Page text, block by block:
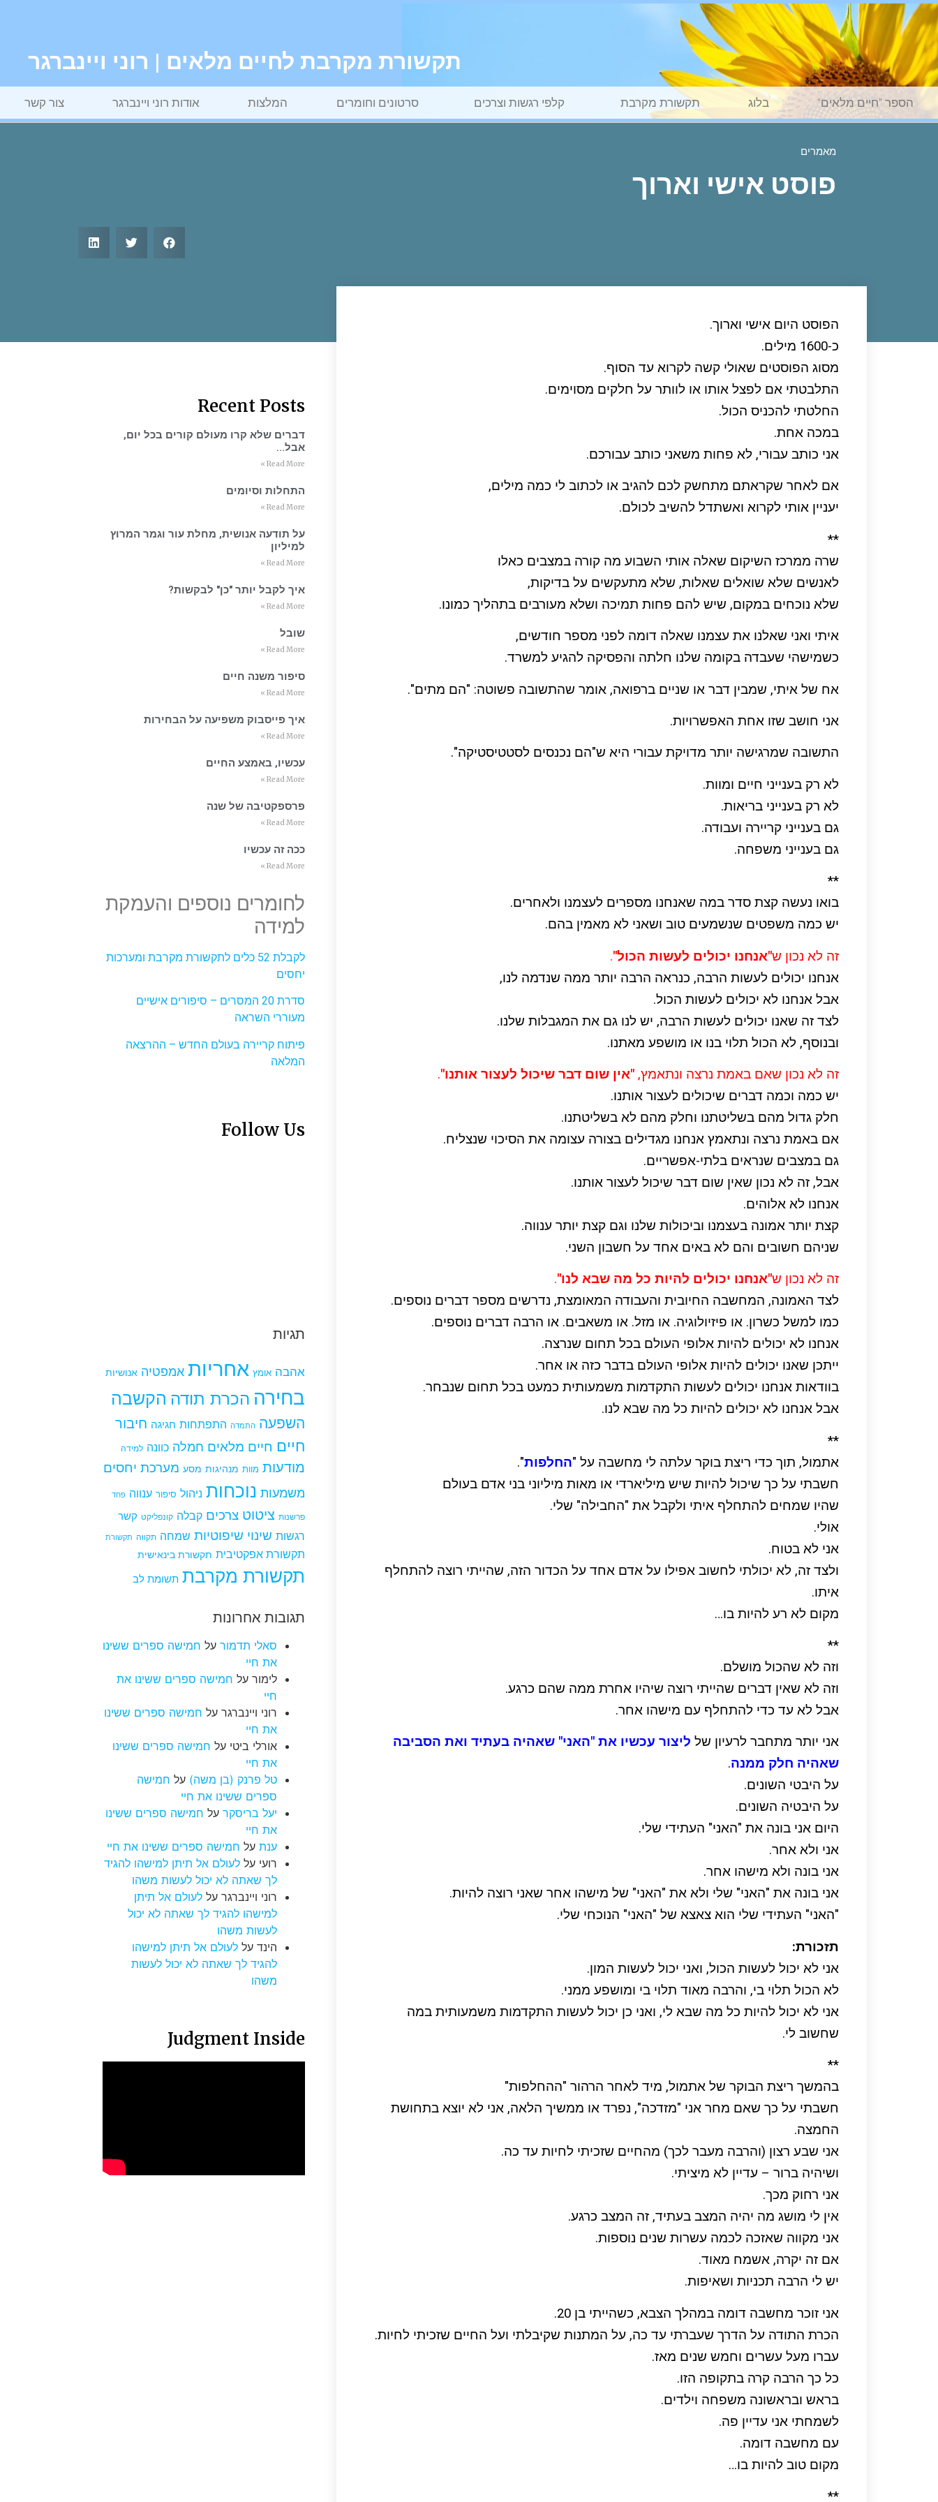
תקשורת מקרבת לחיים מלאים | רוני ויינברגר
הספר "חיים מלאים" בלוג תקשורת מקרבת קלפי רגשות וצרכים סרטונים וחומרים המלצות אודות רוני ויינברגר צור קשר
מאמרים
פוסט אישי וארוך
הפוסט היום אישי וארוך.
כ-1600 מילים.
מסוג הפוסטים שאולי קשה לקרוא עד הסוף.
התלבטתי אם לפצל אותו או לוותר על חלקים מסוימים.
החלטתי להכניס הכול.
במכה אחת.
אני כותב עבורי, לא פחות משאני כותב עבורכם.
אם לאחר שקראתם מתחשק לכם להגיב או לכתוב לי כמה מילים,
יעניין אותי לקרוא ואשתדל להשיב לכולם.
**
שרה ממרכז השיקום שאלה אותי השבוע מה קורה במצבים כאלו
לאנשים שלא שואלים שאלות, שלא מתעקשים על בדיקות,
שלא נוכחים במקום, שיש להם פחות תמיכה ושלא מעורבים בתהליך כמונו.
איתי ואני שאלנו את עצמנו שאלה דומה לפני מספר חודשים,
כשמישהי שעבדה בקומה שלנו חלתה והפסיקה להגיע למשרד.
אח של איתי, שמבין דבר או שניים ברפואה, אומר שהתשובה פשוטה: "הם מתים".
אני חושב שזו אחת האפשרויות.
התשובה שמרגישה יותר מדויקת עבורי היא ש"הם נכנסים לסטטיסטיקה".
לא רק בענייני חיים ומוות.
לא רק בענייני בריאות.
גם בענייני קריירה ועבודה.
גם בענייני משפחה.
**
בואו נעשה קצת סדר במה שאנחנו מספרים לעצמנו ולאחרים.
יש כמה משפטים שנשמעים טוב ושאני לא מאמין בהם.
זה לא נכון ש"אנחנו יכולים לעשות הכול".
אנחנו יכולים לעשות הרבה, כנראה הרבה יותר ממה שנדמה לנו,
אבל אנחנו לא יכולים לעשות הכול.
לצד זה שאנו יכולים לעשות הרבה, יש לנו גם את המגבלות שלנו.
ובנוסף, לא הכול תלוי בנו או מושפע מאתנו.
זה לא נכון שאם באמת נרצה ונתאמץ, "אין שום דבר שיכול לעצור אותנו".
יש כמה וכמה דברים שיכולים לעצור אותנו.
חלק גדול מהם בשליטתנו וחלק מהם לא בשליטתנו.
אם באמת נרצה ונתאמץ אנחנו מגדילים בצורה עצומה את הסיכוי שנצליח.
גם במצבים שנראים בלתי-אפשריים.
אבל, זה לא נכון שאין שום דבר שיכול לעצור אותנו.
אנחנו לא אלוהים.
קצת יותר אמונה בעצמנו וביכולות שלנו וגם קצת יותר ענווה.
שניהם חשובים והם לא באים אחד על חשבון השני.
זה לא נכון ש"אנחנו יכולים להיות כל מה שבא לנו".
לצד האמונה, המחשבה החיובית והעבודה המאומצת, נדרשים מספר דברים נוספים.
כמו למשל כשרון. או פיזיולוגיה. או מזל. או משאבים. או הרבה דברים נוספים.
אנחנו לא יכולים להיות אלופי העולם בכל תחום שנרצה.
ייתכן שאנו יכולים להיות אלופי העולם בדבר כזה או אחר.
בוודאות אנחנו יכולים לעשות התקדמות משמעותית כמעט בכל תחום שנבחר.
אבל אנחנו לא יכולים להיות כל מה שבא לנו.
**
אתמול, תוך כדי ריצת בוקר עלתה לי מחשבה על "החלפות".
חשבתי על כך שיכול להיות שיש מיליארדי או מאות מיליוני בני אדם בעולם
שהיו שמחים להתחלף איתי ולקבל את "החבילה" שלי.
אולי.
אני לא בטוח.
ולצד זה, לא יכולתי לחשוב אפילו על אדם אחד על הכדור הזה, שהייתי רוצה להתחלף
איתו.
מקום לא רע להיות בו…
**
וזה לא שהכול מושלם.
וזה לא שאין דברים שהייתי רוצה שיהיו אחרת ממה שהם כרגע.
אבל לא עד כדי להתחלף עם מישהו אחר.
אני יותר מתחבר לרעיון של ליצור עכשיו את "האני" שאהיה בעתיד ואת הסביבה
שאהיה חלק ממנה.
על היבטי השונים.
על היבטיה השונים.
היום אני בונה את "האני" העתידי שלי.
אני ולא אחר.
אני בונה ולא מישהו אחר.
אני בונה את "האני" שלי ולא את "האני" של מישהו אחר שאני רוצה להיות.
"האני" העתידי שלי הוא צאצא של "האני" הנוכחי שלי.
תזכורת:
אני לא יכול לעשות הכול, ואני יכול לעשות המון.
לא הכול תלוי בי, והרבה מאוד תלוי בי ומושפע ממני.
אני לא יכול להיות כל מה שבא לי, ואני כן יכול לעשות התקדמות משמעותית במה
שחשוב לי.
**
בהמשך ריצת הבוקר של אתמול, מיד לאחר הרהור "ההחלפות"
חשבתי על כך שאם מחר אני "מזדכה", נפרד או ממשיך הלאה, אני לא יוצא בתחושת
החמצה.
אני שבע רצון (והרבה מעבר לכך) מהחיים שזכיתי לחיות עד כה.
ושיהיה ברור – עדיין לא מיציתי.
אני רחוק מכך.
אין לי מושג מה יהיה המצב בעתיד, זה המצב כרגע.
אני מקווה שאזכה לכמה עשרות שנים נוספות.
אם זה יקרה, אשמח מאוד.
יש לי הרבה תכניות ושאיפות.
אני זוכר מחשבה דומה במהלך הצבא, כשהייתי בן 20.
הכרת התודה על הדרך שעברתי עד כה, על המתנות שקיבלתי ועל החיים שזכיתי לחיות.
עברו מעל עשרים וחמש שנים מאז.
כל כך הרבה קרה בתקופה הזו.
בראש ובראשונה משפחה וילדים.
לשמחתי אני עדיין פה.
עם מחשבה דומה.
מקום טוב להיות בו…
**
Recent Posts
דברים שלא קרו מעולם קורים בכל יום,
אבל…
Read More »
התחלות וסיומים
Read More »
על תודעה אנושית, מחלת עור וגמר המרוץ
למיליון
Read More »
איך לקבל יותר "כן" לבקשות?
Read More »
שובל
Read More »
סיפור משנה חיים
Read More »
איך פייסבוק משפיעה על הבחירות
Read More »
עכשיו, באמצע החיים
Read More »
פרספקטיבה של שנה
Read More »
ככה זה עכשיו
Read More »
לחומרים נוספים והעמקת
למידה
לקבלת 52 כלים לתקשורת מקרבת ומערכות
יחסים
סדרת 20 המסרים – סיפורים אישיים
מעוררי השראה
פיתוח קריירה בעולם החדש – ההרצאה
המלאה
Follow Us
תגיות
אהבה אומץ אחריות אמפטיה אנושיות
בחירה הכרת תודה הקשבה
השפעה התמדה התפתחות חגיגה חיבור
חיים חיים מלאים חמלה כוונה למידה
מודעות מוות מנהיגות מסע מערכת יחסים
משמעות נוכחות ניהול סיפור ענווה פחד
פרשנות ציטוט צרכים קבלה קונפליקט קשר
רגשות שינוי שיפוטיות שמחה תקווה תקשורת
תקשורת אפקטיבית תקשורת בינאישית
תקשורת מקרבת תשומת לב
תגובות אחרונות
סאלי תדמורעל חמישה ספרים ששינו
את חיי
לימורעל חמישה ספרים ששינו את
חיי
רוני ויינברגרעל חמישה ספרים ששינו
את חיי
אורלי ביטי על חמישה ספרים ששינו
את חיי
טל פרנק (בן משה) על חמישה
ספרים ששינו את חיי
יעל בריסקרעל חמישה ספרים ששינו
את חיי
ענתעל חמישה ספרים ששינו את חיי
רועי על לעולם אל תיתן למישהו להגיד
לך שאתה לא יכול לעשות משהו
רוני ויינברגרעל לעולם אל תיתן
למישהו להגיד לך שאתה לא יכול
לעשות משהו
הינדעל לעולם אל תיתן למישהו
להגיד לך שאתה לא יכול לעשות
משהו
Judgment Inside